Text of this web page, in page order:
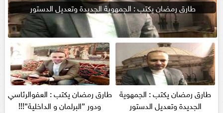
طارق رمضان يكتب : الجمهوية الجديدة وتعديل الدستور
طارق رمضان يكتب : الجمهوية
الجديدة وتعديل الدستور
طارق رمضان يكتب : العفوالرئاسي
ودور ”البرلمان و الداخلية”!!!